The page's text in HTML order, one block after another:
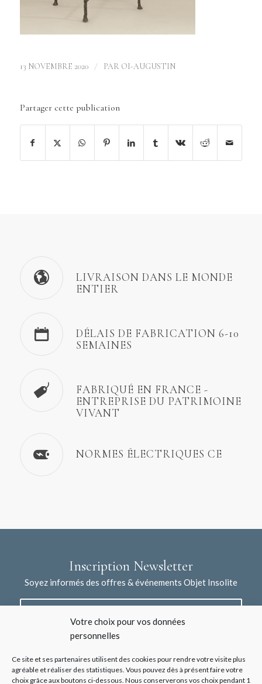
Votre choix pour vos données
personnelles
Ce site et ses partenaires utilisent des cookies pour rendre votre visite plus
agréable et réaliser des statistiques. Vous pouvez dès à présent faire votre
choix grâce aux boutons ci-dessous. Nous conserverons vos choix pendant 1
13 NOVEMBRE 2020 / PAR OI-AUGUSTIN
Partager cette publication
LIVRAISON DANS LE MONDE
ENTIER
DÉLAIS DE FABRICATION 6-10
SEMAINES
FABRIQUÉ EN FRANCE -
ENTREPRISE DU PATRIMOINE
VIVANT
NORMES ÉLECTRIQUES CE
Inscription Newsletter
Soyez informés des offres & événements Objet Insolite